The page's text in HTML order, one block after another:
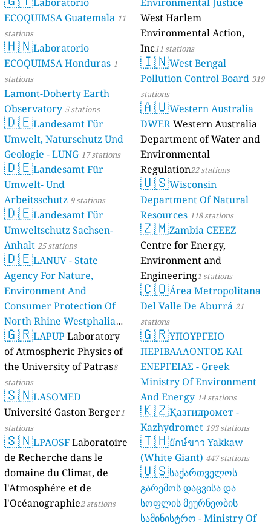
ECOQUIMSA Guatemala 11
stations
🇭🇳Laboratorio
ECOQUIMSA Honduras 1
stations
Lamont-Doherty Earth
Observatory 5 stations
🇩🇪Landesamt Für
Umwelt, Naturschutz Und
Geologie - LUNG 17 stations
🇩🇪Landesamt Für
Umwelt- Und
Arbeitsschutz 9 stations
🇩🇪Landesamt Für
Umweltschutz Sachsen-
Anhalt 25 stations
🇩🇪LANUV - State
Agency For Nature,
Environment And
Consumer Protection Of
North Rhine Westphalia
(Landesamt Für Natur,
Umwelt Und
Verbraucherschutz NRW)
61 stations
🇬🇷LAPUP Laboratory
of Atmospheric Physics of
the University of Patras8
stations
🇸🇳LASOMED
Université Gaston Berger1
stations
🇸🇳LPAOSF Laboratoire
de Recherche dans le
domaine du Climat, de
l'Atmosphére et de
l'Océanographie2 stations
West Harlem
Environmental Action,
Inc11 stations
🇮🇳West Bengal
Pollution Control Board 319
stations
🇦🇺Western Australia
DWERWestern Australia
Department of Water and
Environmental
Regulation22 stations
🇺🇸Wisconsin
Department Of Natural
Resources 118 stations
🇿🇲Zambia CEEEZ
Centre for Energy,
Environment and
Engineering1 stations
🇨🇴Área Metropolitana
Del Valle De Aburrá 21
stations
🇬🇷ΥΠΟΥΡΓΕΙΟ
ΠΕΡΙΒΑΛΛΟΝΤΟΣ ΚΑΙ
ΕΝΕΡΓΕΙΑΣ - Greek
Ministry Of Environment
And Energy 14 stations
🇰🇿Қазгидромет -
Kazhydromet 193 stations
🇹🇭ยักษ์ขาว Yakkaw
(White Giant) 447 stations
🇺🇸საქართველოს
გარემოს დაცვისა და
სოფლის მეურნეობის
სამინისტრო - Ministry Of